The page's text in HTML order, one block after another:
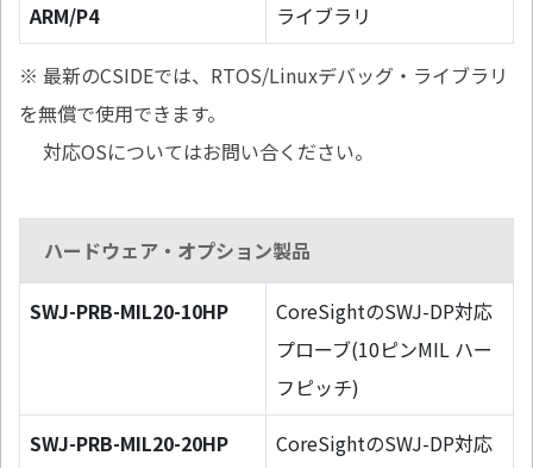
ARM/P4
ライブラリ
※ 最新のCSIDEでは、RTOS/Linuxデバッグ・ライブラリ
を無償で使用できます。
対応OSについてはお問い合ください。
ハードウェア・オプション製品
SWJ-PRB-MIL20-10HP
CoreSightのSWJ-DP対応
プローブ(10ピンMIL ハー
フピッチ)
SWJ-PRB-MIL20-20HP
CoreSightのSWJ-DP対応